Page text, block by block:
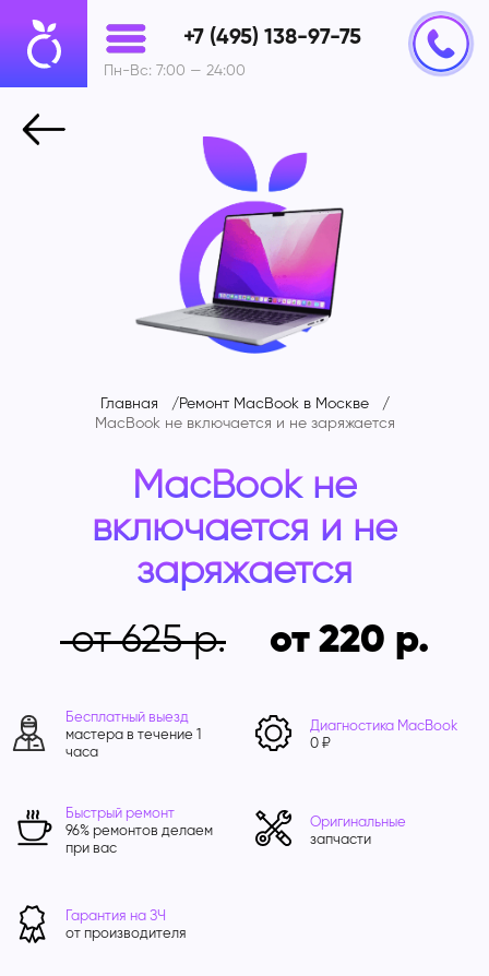
+7 (495) 138-97-75
Пн-Вс: 7:00 — 24:00
Главная
Ремонт MacBook в Москве
MacBook не включается и не заряжается
MacBookне
включается и не
заряжается
от 625
от 220
Бесплатный выезд
мастера в течение 1
часа
Диагностика MacBook
0 ₽
Быстрый ремонт
96% ремонтов делаем
при вас
Оригинальные
запчасти
Гарантия на ЗЧ
от производителя